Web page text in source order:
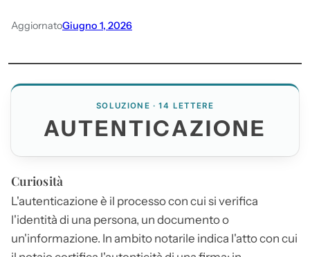
AggiornatoGiugno 1, 2026
SOLUZIONE · 14 LETTERE
AUTENTICAZIONE
Curiosità
L'autenticazione è il processo con cui si verifica
l'identità di una persona, un documento o
un'informazione. In ambito notarile indica l'atto con cui